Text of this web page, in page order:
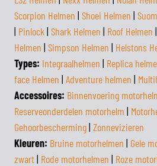
Scorpion Helmen | Shoei Helmen |
| Pinlock| Shark Helmen | Roof Helmen |
Helmen | Simpson Helmen | Helstons
Types: Integraalhelmen | Replica
face Helmen | Adventure helmen |
Accessoires: Binnenvoering
Reserveonderdelen motorhelm |
Gehoorbescherming| Zonnevizieren
Kleuren: Bruine motorhelmen | Gele
zwart| Rode motorhelmen | Roze